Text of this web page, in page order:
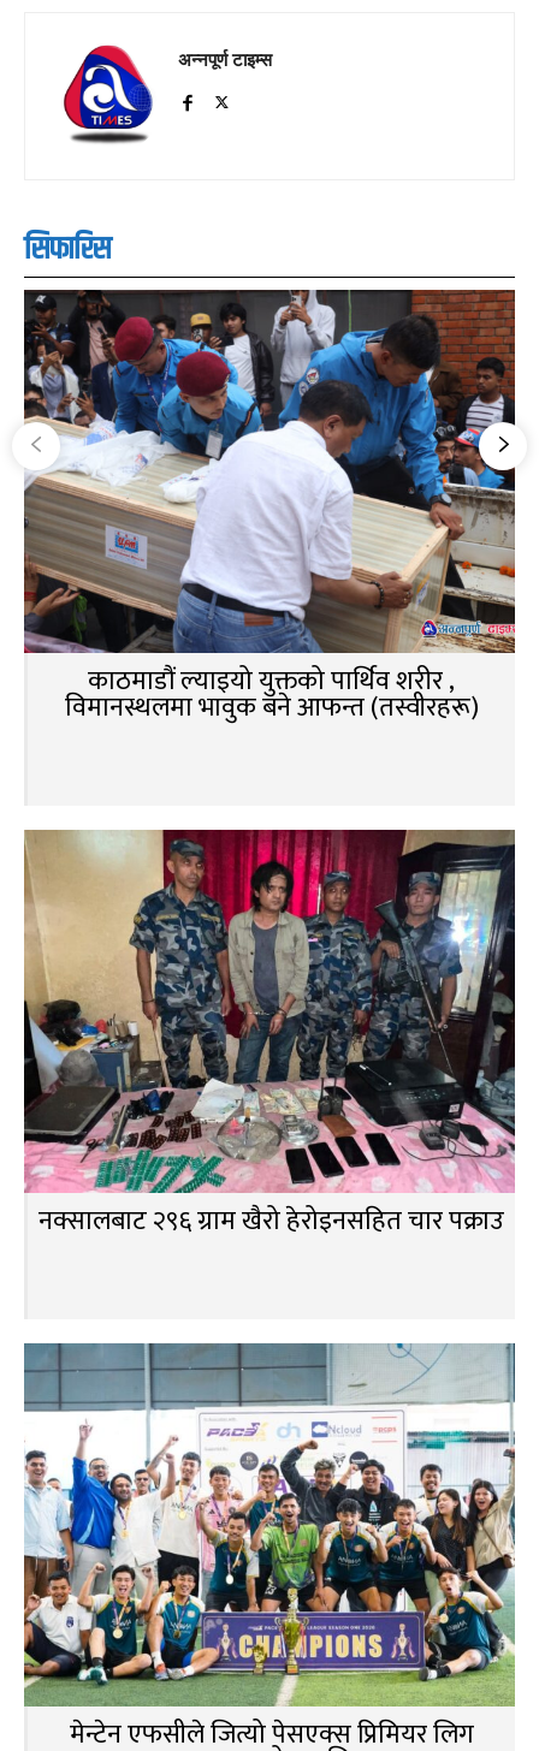
अन्नपूर्ण टाइम्स
सिफारिस
काठमाडौं ल्याइयो युक्तको पार्थिव शरीर ,
विमानस्थलमा भावुक बने आफन्त (तस्वीरहरू)
नक्सालबाट २९६ ग्राम खैरो हेरोइनसहित चार पक्राउ
मेन्टेन एफसीले जित्यो पेसएक्स प्रिमियर लिग